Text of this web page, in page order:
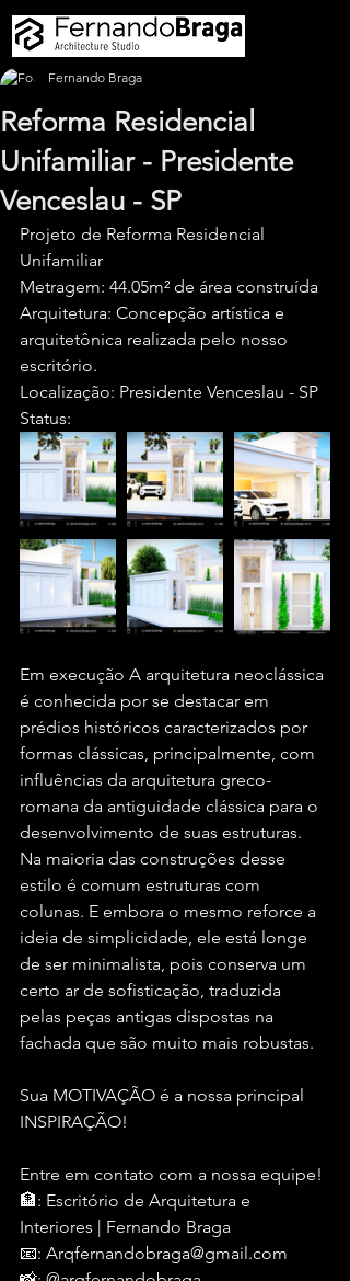
Reforma Residencial
Unifamiliar - Presidente
Venceslau - SP
Fernando Braga
Projeto de Reforma Residencial
Unifamiliar
Metragem: 44.05m² de área construída
Arquitetura: Concepção artística e
arquitetônica realizada pelo nosso
escritório.
Localização: Presidente Venceslau - SP
Status:
Em execução A arquitetura neoclássica
é conhecida por se destacar em
prédios históricos caracterizados por
formas clássicas, principalmente, com
influências da arquitetura greco-
romana da antiguidade clássica para o
desenvolvimento de suas estruturas.
Na maioria das construções desse
estilo é comum estruturas com
colunas. E embora o mesmo reforce a
ideia de simplicidade, ele está longe
de ser minimalista, pois conserva um
certo ar de sofisticação, traduzida
pelas peças antigas dispostas na
fachada que são muito mais robustas.
Sua MOTIVAÇÃO é a nossa principal
INSPIRAÇÃO!
Entre em contato com a nossa equipe!
🏦: Escritório de Arquitetura e
Interiores | Fernando Braga
📧: Arqfernandobraga@gmail.com